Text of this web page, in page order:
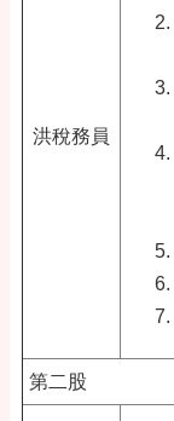
洪稅務員
第二股